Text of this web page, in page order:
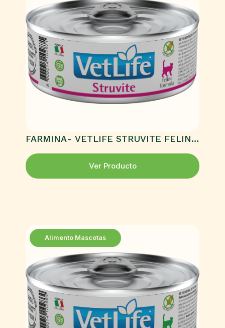
FARMINA- VETLIFE STRUVITE FELINE
HÚMEDO
Ver Producto
Alimento Mascotas